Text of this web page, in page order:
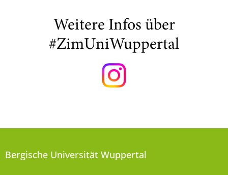
Weitere Infos über
#ZimUniWuppertal
Bergische Universität Wuppertal